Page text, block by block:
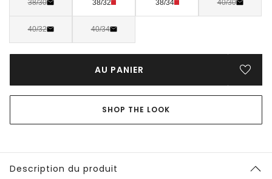
38/30 38/32 38/34 40/30
40/32 40/34
AU PANIER
SHOP THE LOOK
Description du produit